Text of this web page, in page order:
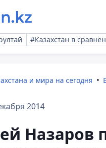
#Казахстан в
и мира на сегодня
2014
Назаров